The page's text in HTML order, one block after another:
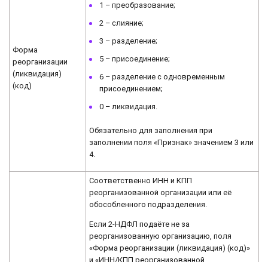
Форма
реорганизации
(ликвидация)
(код)
1 – преобразование;
2 – слияние;
3 – разделение;
5 – присоединение;
6 – разделение с одновременным
присоединением;
0 – ликвидация.
Обязательно для заполнения при
заполнении поля «Признак» значением 3 или
4.
Соответственно ИНН и КПП
реорганизованной организации или её
обособленного подразделения.
Если 2-НДФЛ подаёте не за
реорганизованную организацию, поля
«Форма реорганизации (ликвидация) (код)»
и «ИНН/КПП реорганизованной